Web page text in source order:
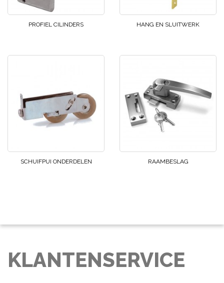
PROFIEL CILINDERS HANG EN SLUITWERK
SCHUIFPUI ONDERDELEN RAAMBESLAG
KLANTENSERVICE